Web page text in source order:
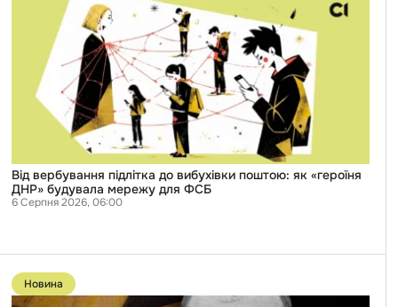
вербування
вибухівки
поштою:
«героїня
будувала
ФСБ
Від вербування підлітка до вибухівки поштою: як «героїня
ДНР» будувала мережу для ФСБ
6 Серпня 2026, 06:00
до
публікації
Новина